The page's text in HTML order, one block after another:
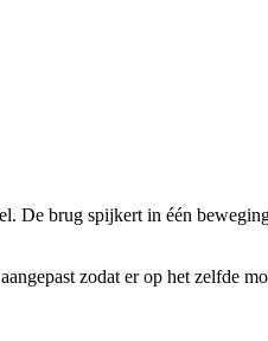
De brug spijkert in één
zodat er op het zelfde